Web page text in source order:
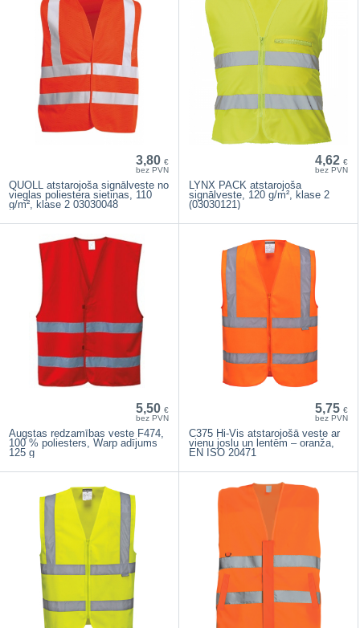
3,80 €
bez PVN
QUOLL atstarojoša signālveste no
vieglas poliestera sietiņas, 110
g/m², klase 2 03030048
4,62 €
bez PVN
LYNX PACK atstarojoša
signālveste, 120 g/m², klase 2
(03030121)
5,50 €
bez PVN
Augstas redzamības veste F474,
100 % poliesters, Warp adījums
125 g
5,75 €
bez PVN
C375 Hi-Vis atstarojošā veste ar
vienu joslu un lentēm – oranža,
EN ISO 20471